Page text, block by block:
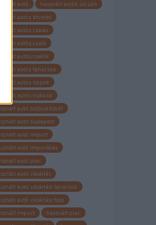
autó
használt autók olcsón
autós átverés
autós csalás
autós csaló
autós csalók
autós tanácsok
autós tippek
autós trükkök
autó biztoskézből
autó budapest
autó import
autó importálás
autó piac
autó vásárlás
autó vásárlási tanácsok
autó vásárlási tipp
import
használt piac